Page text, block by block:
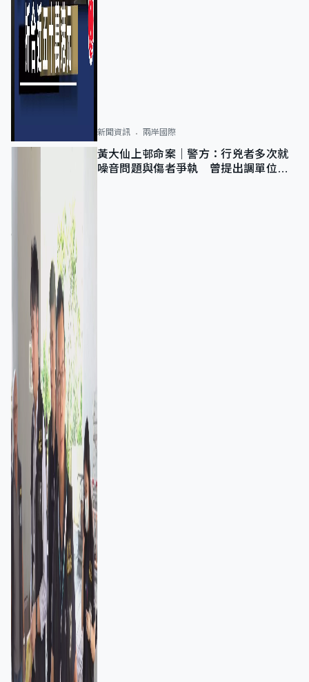
新聞資訊 兩岸國際
黃大仙上邨命案｜警方：行兇者多次就
噪音問題與傷者爭執 曾提出調單位已